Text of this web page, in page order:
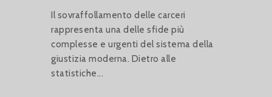
Il sovraffollamento delle carceri
rappresenta una delle sfide più
complesse e urgenti del sistema della
giustizia moderna. Dietro alle
statistiche...